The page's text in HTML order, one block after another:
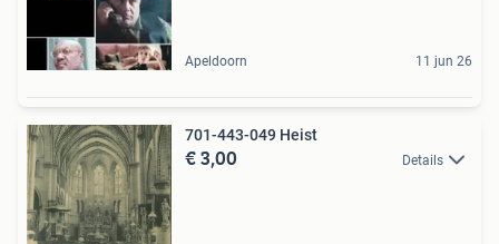
Apeldoorn 11 jun 26
701-443-049 Heist
€ 3,00 Details